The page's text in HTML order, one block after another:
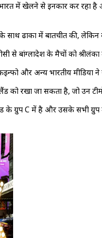
भारत में खेलने से इनकार कर
साथ ढाका में बातचीत की,
से बांग्लादेश के मैचों को
और अन्य भारतीय मीडिया
को रखा जा सकता है, जो उन
के ग्रुप C में है और उसके सभी ग्रुप